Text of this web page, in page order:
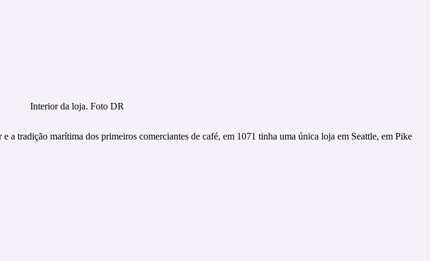
Interior da loja. Foto DR
tradição marítima dos primeiros comerciantes de café, em 1071 tinha uma única loja em Seattle, em Pike